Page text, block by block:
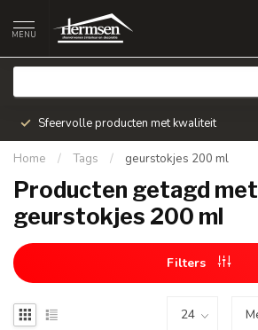
MENU
Sfeervolle producten met kwaliteit
Home / Tags / geurstokjes 200 ml
Producten getagd met
geurstokjes 200 ml
Filters